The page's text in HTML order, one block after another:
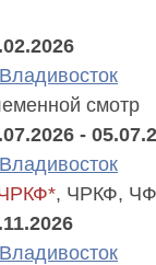
Владивосток
смотр
-
Владивосток
, ЧРКФ,
Владивосток